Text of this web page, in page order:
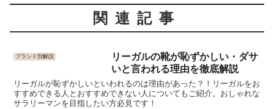
関連記事
ブランド別解説
リーガルの靴が恥ずかしい・ダサ
いと言われる理由を徹底解説
リーガルが恥ずかしいといわれるのは理由があった？！リーガルをお
すすめできる人とおすすめできない人についてもご紹介。おしゃれな
サラリーマンを目指したい方必見です！